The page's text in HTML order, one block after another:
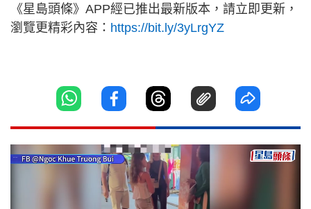
《星島頭條》APP經已推出最新版本，請立即更新，
瀏覽更精彩內容： https://bit.ly/3yLrgYZ